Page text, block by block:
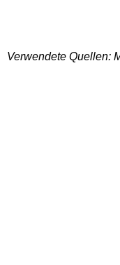
Verwendete Quellen: